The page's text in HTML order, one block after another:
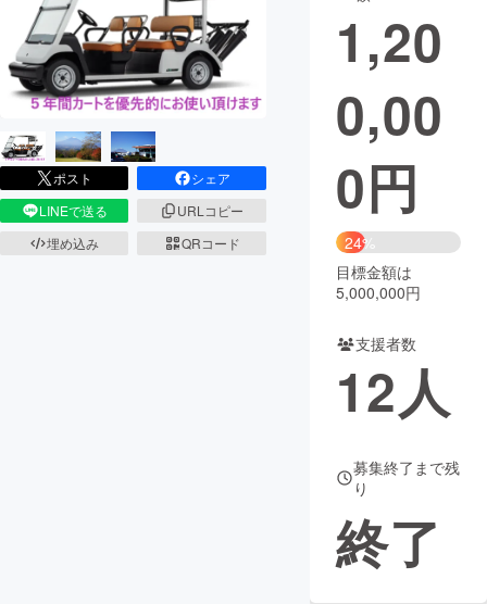
映像・映画 書籍・雑誌
ビジネス・起業 チャレンジ
まちづくり・地域活性化
CAMPFIRE for Social Good
CAMPFIRE Creation
コミュニティ
ポスト
シェア
LINEで送る
URLコピー
埋め込み
QRコード
1,20
0,00
0円
24%
目標金額は
5,000,000円
支援者数
12人
募集終了まで残
り
終了